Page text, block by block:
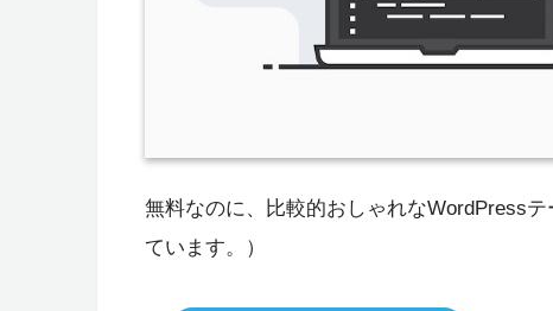
無料なのに、比較的おしゃれなWordPress
ています。）